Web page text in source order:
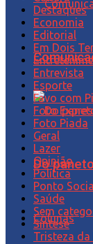
Do
Colunas
Destaques
Economia
Editorial
Em Dois
Entrevista
Esporte
Favo com
Foto
Foto Piada
Geral
Lazer
Opinião
Política
Ponto
Saúde
Sem
Síntese
Tristeza da